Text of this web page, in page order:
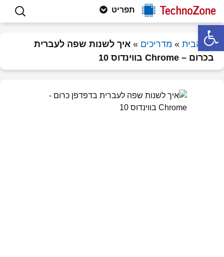
Technozone
פתרון תקלות חומרה ותוכנה, וטיפים
למחשבים
תפריט חיפוש:
דף הבית » מדריכים » איך לשנות שפה לעברית
בכרום – Chrome בווינדוס 10
פתח סרגל נגישות